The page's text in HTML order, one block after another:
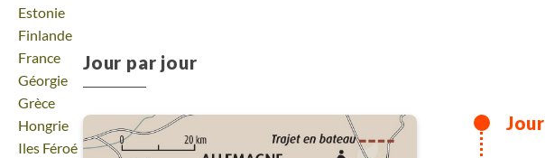
Voyage
Estonie
Voyage
Finlande
Voyage
France
Voyage
Géorgie
Voyage
Grèce
Voyage
Hongrie
Voyage
Iles Féroé
Jour par jour